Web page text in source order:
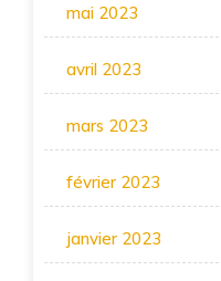
mai 2023
avril 2023
mars 2023
février 2023
janvier 2023